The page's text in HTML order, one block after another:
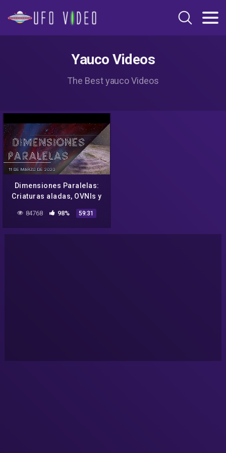
Yauco Videos
The Best yauco Videos
Dimensiones Paralelas:
Criaturas aladas, OVNIs y
circles” en Puerto Rico
84768 98% 59:31